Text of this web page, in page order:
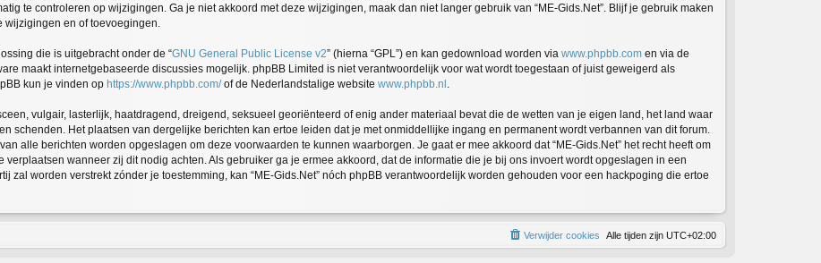
te controleren op wijzigingen. Ga je niet akkoord met deze wijzigingen, maak dan niet langer gebruik van “ME-Gids.Net”. Blijf je gebruik maken
wijzigingen en of toevoegingen.
die is uitgebracht onder de “GNU General Public License v2” (hierna “GPL”) en kan gedownload worden via www.phpbb.com en via de
maakt internetgebaseerde discussies mogelijk. phpBB Limited is niet verantwoordelijk voor wat wordt toegestaan of juist geweigerd als
kun je vinden op https://www.phpbb.com/of de Nederlandstalige website www.phpbb.nl
vulgair, lasterlijk, haatdragend, dreigend, seksueel georiënteerd of enig ander materiaal bevat die de wetten van je eigen land, het land waar
schenden. Het plaatsen van dergelijke berichten kan ertoe leiden dat je met onmiddellijke ingang en permanent wordt verbannen van dit forum.
alle berichten worden opgeslagen om deze voorwaarden te kunnen waarborgen. Je gaat er mee akkoord dat “ME-Gids.Net” het recht heeft om
wanneer zij dit nodig achten. Als gebruiker ga je ermee akkoord, dat de informatie die je bij ons invoert wordt opgeslagen in een
zal worden verstrekt zónder je toestemming, kan “ME-Gids.Net” nóch phpBB verantwoordelijk worden gehouden voor een hackpoging die ertoe
Alle tijden zijn UTC+02:00
Verwijder cookies